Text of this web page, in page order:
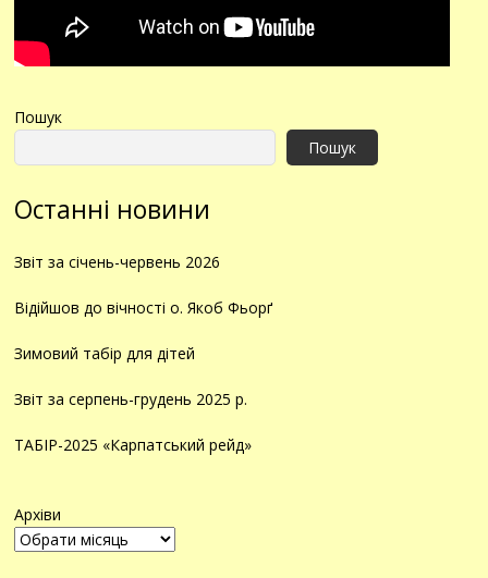
Пошук
Пошук
Останні новини
Звіт за січень-червень 2026
Відійшов до вічності о. Якоб Фьорґ
Зимовий табір для дітей
Звіт за серпень-грудень 2025 р.
ТАБІР-2025 «Карпатський рейд»
Архіви